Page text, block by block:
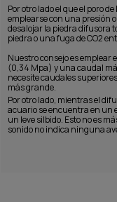
Por otro lado el que el poro
emplearse con una presión
desalojar la piedra difusora
piedra o una fuga de CO2
Nuestro consejo es emplear
(0,34 Mpa) y una caudal
necesite caudales
más grande.
Por otro lado, mientras el
acuario se encuentra en un
un leve silbido. Esto no es
sonido no indica ninguna